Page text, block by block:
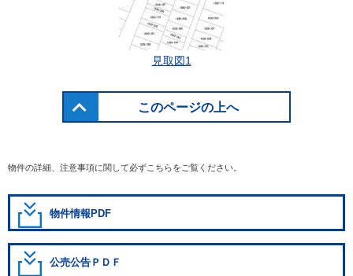
見取図1
このページの上へ
物件の詳細、注意事項に関して必ずこちらをご覧ください。
物件情報PDF
公売公告ＰＤＦ